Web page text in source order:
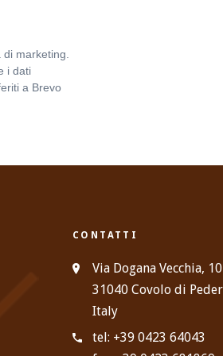
di marketing.
i dati
a Brevo
CONTATTI
Via Dogana Vecchia, 10
31040 Covolo di
Italy
tel: +39 0423 64043